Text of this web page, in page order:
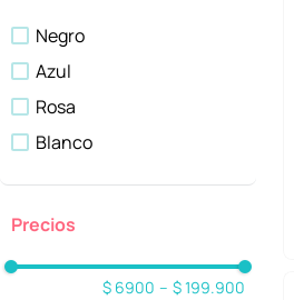
Negro
Azul
Rosa
Blanco
$ 6900 – $ 199.900